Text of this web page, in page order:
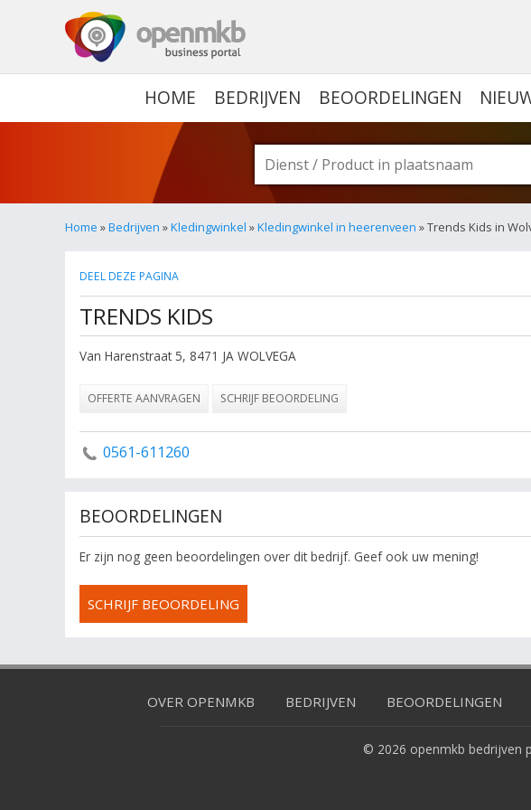
HOME BEDRIJVEN BEOORDELINGEN
Home »Bedrijven »Kledingwinkel »Kledingwinkel in heerenveen » Trends Kids in
DEEL DEZE PAGINA
TRENDS KIDS
Van Harenstraat 5, 8471 JA WOLVEGA
OFFERTE AANVRAGEN SCHRIJF BEOORDELING
0561-611260
BEOORDELINGEN
Er zijn nog geen beoordelingen over dit bedrijf. Geef ook uw mening!
SCHRIJF BEOORDELING
OVER OPENMKB BEDRIJVEN BEOORDELINGEN
© 2026 openmkb bedrijven